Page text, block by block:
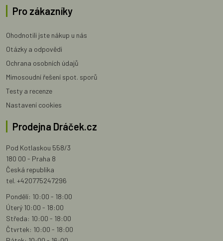
Pro zákazníky
Ohodnotili jste nákup u nás
Otázky a odpovědi
Ochrana osobních údajů
Mimosoudní řešení spot. sporů
Testy a recenze
Nastavení cookies
Prodejna Dráček.cz
Pod Kotlaskou 558/3
180 00 - Praha 8
Česká republika
tel. +420775247296
Pondělí: 10:00 - 18:00
Úterý 10:00 - 18:00
Středa: 10:00 - 18:00
Čtvrtek: 10:00 - 18:00